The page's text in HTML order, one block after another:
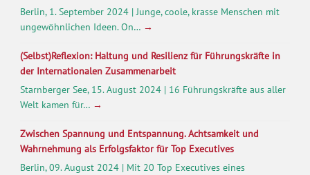
Berlin, 1. September 2024 | Junge, coole, krasse Menschen mit
ungewöhnlichen Ideen. On… →
(Selbst)Reflexion: Haltung und Resilienz für Führungskräfte in
der Internationalen Zusammenarbeit
Starnberger See, 15. August 2024 | 16 Führungskräfte aus aller
Welt kamen für… →
Zwischen Spannung und Entspannung. Achtsamkeit und
Wahrnehmung als Erfolgsfaktor für Top Executives
Berlin, 09. August 2024 | Mit 20 Top Executives eines